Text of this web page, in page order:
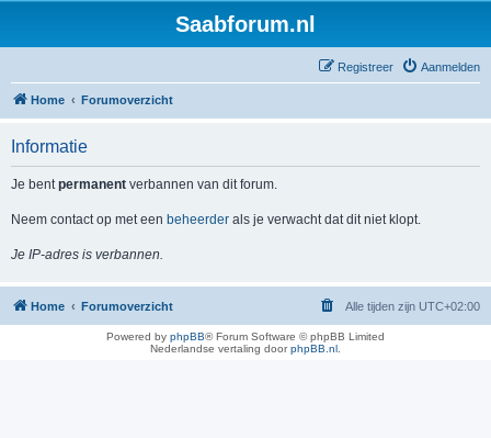
Saabforum.nl
Aanmelden
Registreer
Home Forumoverzicht
Informatie
Je bentpermanent verbannen van dit forum.
Neem contact op met een beheerder als je verwacht dat dit niet klopt.
Je IP-adres is verbannen.
Home Forumoverzicht Alle tijden zijn UTC+02:00
Powered by phpBB® Forum Software © phpBB Limited
Nederlandse vertaling doorphpBB.nl